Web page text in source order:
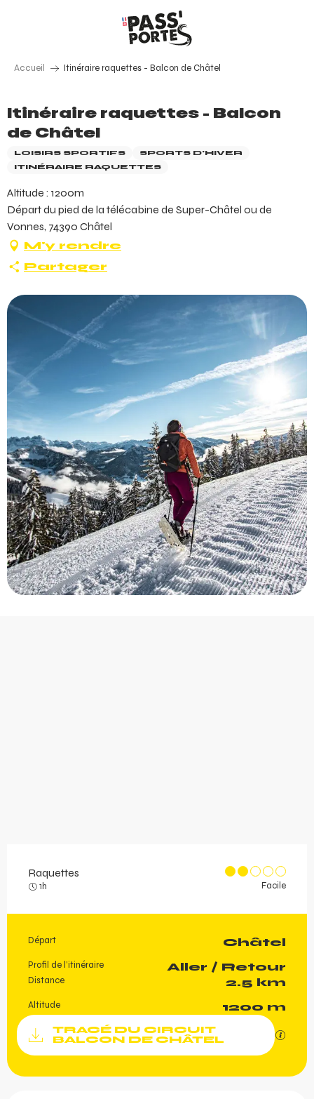
Accueil Itinéraire raquettes - Balcon de Châtel
Itinéraire raquettes - Balcon
de Châtel
LOISIRS SPORTIFS
SPORTS D'HIVER
ITINÉRAIRE RAQUETTES
Altitude : 1200m
Départ du pied de la télécabine de Super-Châtel ou de
Vonnes, 74390 Châtel
M'y rendre
Partager
Raquettes
1h Facile
Informations pratiques
Départ Châtel
Profil de l’itinéraire Aller / Retour
Distance 2.5 km
Altitude 1200 m
Documentation
TRACÉ DU CIRCUIT
BALCON DE CHÂTEL